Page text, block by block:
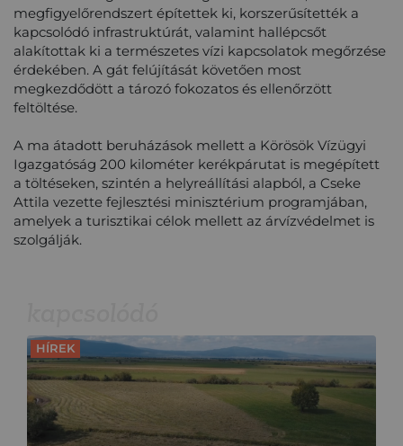
megfigyelőrendszert építettek ki, korszerűsítették a
kapcsolódó infrastruktúrát, valamint hallépcsőt
alakítottak ki a természetes vízi kapcsolatok megőrzése
érdekében. A gát felújítását követően most
megkezdődött a tározó fokozatos és ellenőrzött
feltöltése.
A ma átadott beruházások mellett a Körösök Vízügyi
Igazgatóság 200 kilométer kerékpárutat is megépített
a töltéseken, szintén a helyreállítási alapból, a Cseke
Attila vezette fejlesztési minisztérium programjában,
amelyek a turisztikai célok mellett az árvízvédelmet is
szolgálják.
HÍREK